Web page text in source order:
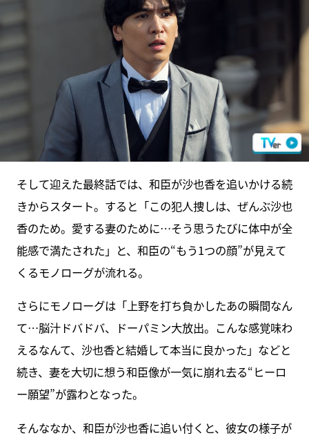
そして迎えた最終話では、和臣が沙也香を追いかける続
きからスタート。すると「この犯人捜しは、ぜんぶ沙也
香のため。愛する妻のために…そう思うたびに体中が全
能感で満たされた」と、和臣の“もう1つの顔”が見えて
くるモノローグが流れる。
さらにモノローグは「上野を打ち負かしたあの瞬間なん
て…脳汁ドバドバ、ドーパミン大放出。こんな感覚味わ
えるなんて、沙也香と結婚して本当に良かった」などと
続き、妻を大切に想う和臣像が一気に崩れ去る“ヒーロ
ー願望”が露わとなった。
そんななか、和臣が沙也香に追い付くと、彼女の様子が